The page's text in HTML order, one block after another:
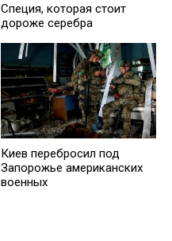
Специя, которая стоит
дороже серебра
Киев перебросил под
Запорожье американских
военных